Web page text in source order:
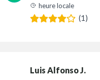
heure locale
(1)
Luis Alfonso J.